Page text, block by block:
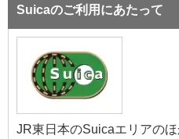
Suicaのご利用にあたって
JR東日本のSuicaエリアの